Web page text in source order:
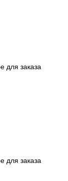
для заказа
для заказа